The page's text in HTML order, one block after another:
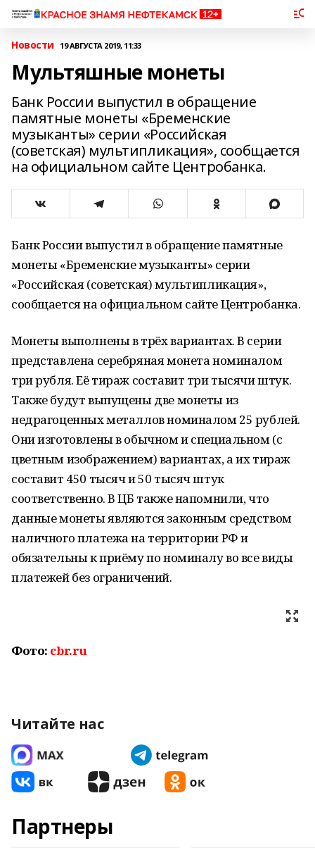
Новости 19 АВГУСТА 2019, 11:33
Мультяшные монеты
Банк России выпустил в обращение
памятные монеты «Бременские
музыканты» серии «Российская
(советская) мультипликация», сообщается
на официальном сайте Центробанка.
Банк России выпустил в обращение памятные
монеты «Бременские музыканты» серии
«Российская (советская) мультипликация»,
сообщается на официальном сайте Центробанка.
Монеты выполнены в трёх вариантах. В серии
представлена серебряная монета номиналом
три рубля. Её тираж составит три тысячи штук.
Также будут выпущены две монеты из
недрагоценных металлов номиналом 25 рублей.
Они изготовлены в обычном и специальном (с
цветным изображением) вариантах, а их тираж
составит 450 тысяч и 50 тысяч штук
соответственно. В ЦБ также напомнили, что
данные монеты являются законным средством
наличного платежа на территории РФ и
обязательны к приёму по номиналу во все виды
платежей без ограничений.
Фото: cbr.ru
Читайте нас
Партнеры